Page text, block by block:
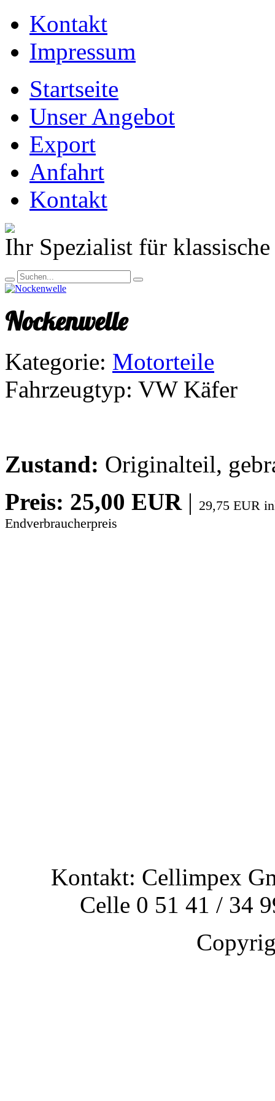
Kontakt
Impressum
Startseite
Unser Angebot
Export
Anfahrt
Kontakt
Ihr Spezialist für
Nockenwelle
Kategorie: Motorteile
Fahrzeugtyp: VW Käfer
Zustand: Originalteil,
Preis: 25,00 EUR| 29,75 EUR
Endverbraucherpreis
Kontakt: Cellimpex
Celle 0 51 41 / 34